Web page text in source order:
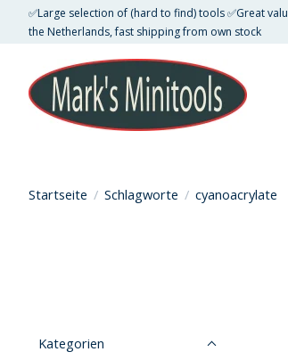
✅Large selection of (hard to find) tools ✅Great
the Netherlands, fast shipping from own stock
Startseite / Schlagworte / cyanoacrylate
Kategorien